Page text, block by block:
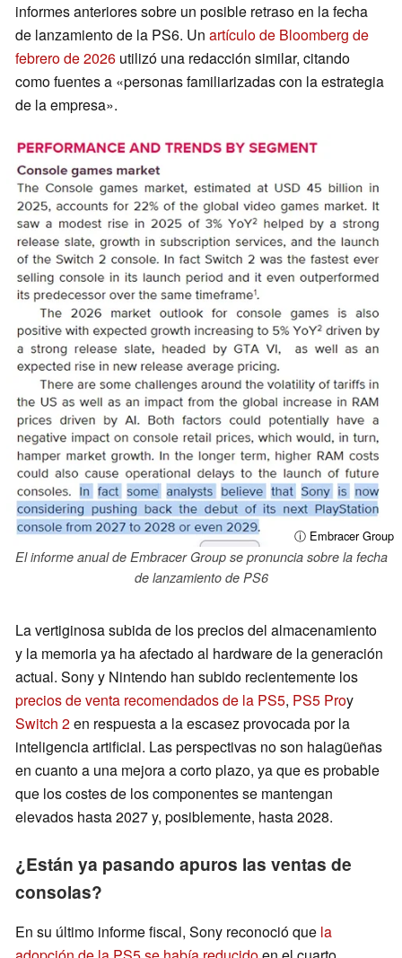
informes anteriores sobre un posible retraso en la fecha
de lanzamiento de la PS6. Un artículo de Bloomberg de
febrero de 2026 utilizó una redacción similar, citando
como fuentes a «personas familiarizadas con la estrategia
de la empresa».
ⓘ Embracer Group
El informe anual de Embracer Group se pronuncia sobre la fecha
de lanzamiento de PS6
La vertiginosa subida de los precios del almacenamiento
y la memoria ya ha afectado al hardware de la generación
actual. Sony y Nintendo han subido recientemente los
precios de venta recomendados de la PS5, PS5 Proy
Switch 2en respuesta a la escasez provocada por la
inteligencia artificial. Las perspectivas no son halagüeñas
en cuanto a una mejora a corto plazo, ya que es probable
que los costes de los componentes se mantengan
elevados hasta 2027 y, posiblemente, hasta 2028.
¿Están ya pasando apuros las ventas de
consolas?
En su último informe fiscal, Sony reconoció que la